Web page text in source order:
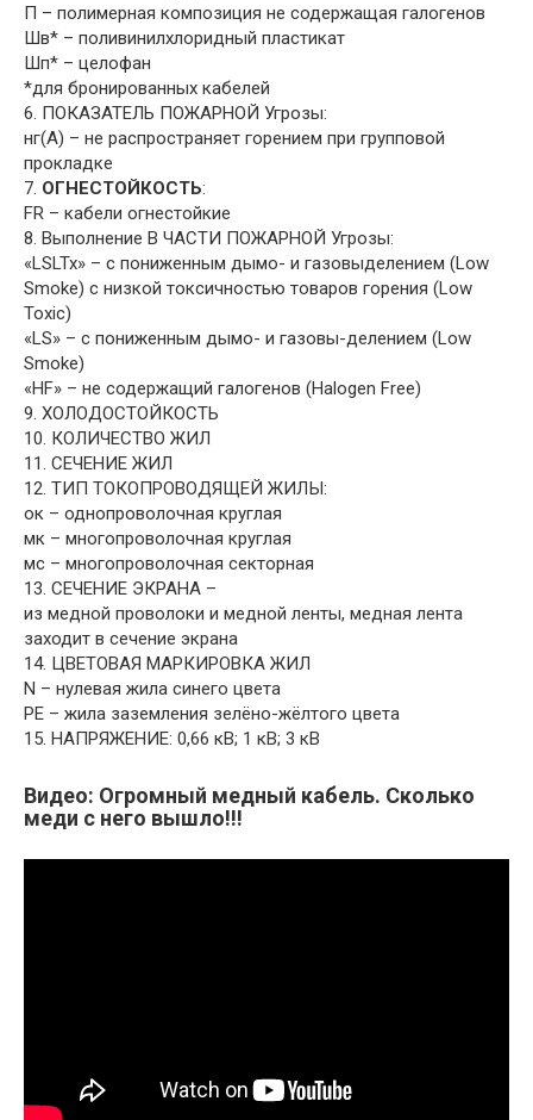
П – полимерная композиция не содержащая галогенов
Шв* – поливинилхлоридный пластикат
Шп* – целофан
*для бронированных кабелей
6. ПОКАЗАТЕЛЬ ПОЖАРНОЙ Угрозы:
нг(А) – не распространяет горением при групповой
прокладке
7. ОГНЕСТОЙКОСТЬ:
FR – кабели огнестойкие
8. Выполнение В ЧАСТИ ПОЖАРНОЙ Угрозы:
«LSLTx» – с пониженным дымо- и газовыделением (Low
Smoke) с низкой токсичностью товаров горения (Low
Toxic)
«LS» – с пониженным дымо- и газовы-делением (Low
Smoke)
«HF» – не содержащий галогенов (Halogen Free)
9. ХОЛОДОСТОЙКОСТЬ
10. КОЛИЧЕСТВО ЖИЛ
11. СЕЧЕНИЕ ЖИЛ
12. ТИП ТОКОПРОВОДЯЩЕЙ ЖИЛЫ:
ок – однопроволочная круглая
мк – многопроволочная круглая
мс – многопроволочная секторная
13. СЕЧЕНИЕ ЭКРАНА –
из медной проволоки и медной ленты, медная лента
заходит в сечение экрана
14. ЦВЕТОВАЯ МАРКИРОВКА ЖИЛ
N – нулевая жила синего цвета
PE – жила заземления зелёно-жёлтого цвета
15. НАПРЯЖЕНИЕ: 0,66 кВ; 1 кВ; 3 кВ
Видео: Огромный медный кабель. Сколько
меди с него вышло!!!